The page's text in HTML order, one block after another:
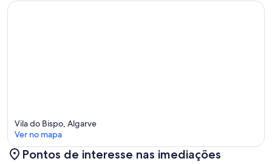
Vila do Bispo, Algarve
Ver no mapa
Pontos de interesse nas imediações